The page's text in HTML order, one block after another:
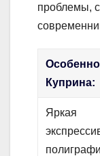
проблемы,
Куприна:
Яркая